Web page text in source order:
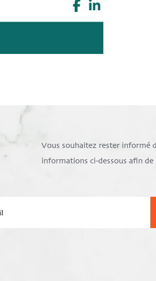
Vous souhaitez rester informé
informations ci-dessous afin